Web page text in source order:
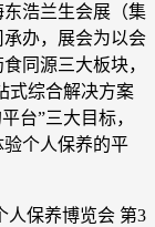
浩兰生会展（集
办，展会为以会
同源三大板块，
式综合解决方案
台”三大目标，
个人保养的平